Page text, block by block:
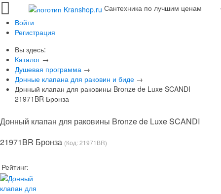
Сантехника по лучшим ценам
Войти
Регистрация
Вы здесь:
Каталог →
Душевая программа →
Донные клапана для раковин и биде →
Донный клапан для раковины Bronze de Luxe SCANDI
21971BR Бронза
Донный клапан для раковины Bronze de Luxe SCANDI
21971BR Бронза (Код:21971BR)
Рейтинг: